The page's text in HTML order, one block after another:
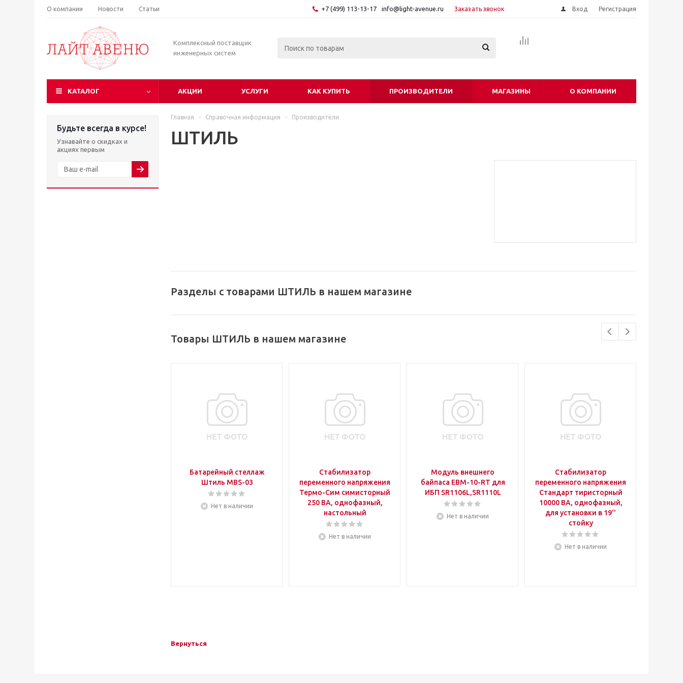
О компании Новости Статьи +7 (499) 113-13-17 info@light-avenue.ru Заказать звонок Вход Регистрация
Комплексный поставщик
инженерных систем
КАТАЛОГ АКЦИИ УСЛУГИ КАК КУПИТЬ ПРОИЗВОДИТЕЛИ МАГАЗИНЫ О КОМПАНИИ
Будьте всегда в курсе!
Узнавайте о скидках и
акциях первым
Главная - Справочная информация - Производители
ШТИЛЬ
Разделы с товарами ШТИЛЬ в нашем магазине
Товары ШТИЛЬ в нашем магазине
Батарейный стеллаж
Штиль MBS-03
Нет в наличии
Стабилизатор
переменного напряжения
Термо-Сим симисторный
250 ВА, однофазный,
настольный
Нет в наличии
Модуль внешнего
байпаса EBM-10-RT для
ИБП SR1106L,SR1110L
Нет в наличии
Стабилизатор
переменного напряжения
Стандарт тиристорный
10000 ВА, однофазный,
для установки в 19''
стойку
Нет в наличии
Вернуться